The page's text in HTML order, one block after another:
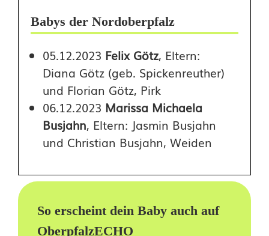
a
Babys der Nordoberpfalz
05.12.2023 Felix Götz, Eltern:
Diana Götz (geb. Spickenreuther)
und Florian Götz, Pirk
06.12.2023 Marissa Michaela
Busjahn, Eltern: Jasmin Busjahn
und Christian Busjahn, Weiden
So erscheint dein Baby auch auf
OberpfalzECHO